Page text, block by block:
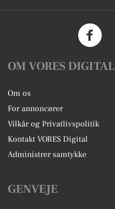
OM VORES DIGITAL
Om os
For annoncører
Vilkår og Privatlivspolitik
Kontakt VORES Digital
Administrer samtykke
GENVEJE